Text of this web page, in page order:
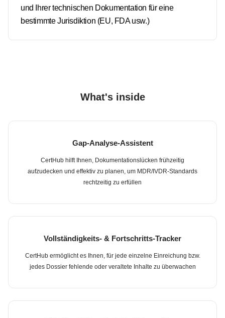
und Ihrer technischen Dokumentation für eine
bestimmte Jurisdiktion (EU, FDA usw.)
What's inside
Gap-Analyse-Assistent
CertHub hilft Ihnen, Dokumentationslücken frühzeitig
aufzudecken und effektiv zu planen, um MDR/IVDR-Standards
rechtzeitig zu erfüllen
Vollständigkeits- & Fortschritts-Tracker
CertHub ermöglicht es Ihnen, für jede einzelne Einreichung bzw.
jedes Dossier fehlende oder veraltete Inhalte zu überwachen